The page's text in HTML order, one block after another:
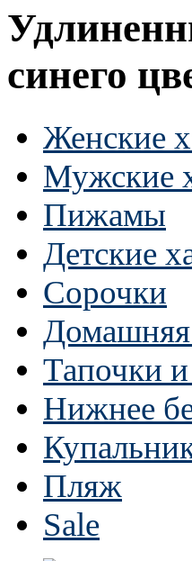
синего
Женские
Мужские
Пижамы
Детские
Сорочки
Тапочки
Нижнее
Пляж
Sale